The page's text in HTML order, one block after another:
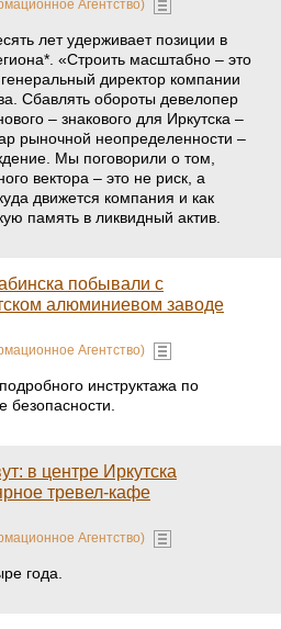
Агентство)
лет удерживает позиции в
«Строить масштабно – это
директор компании
Сбавлять обороты девелопер
– знакового для Иркутска –
рыночной неопределенности –
Мы поговорили о том,
вектора – это не риск, а
движется компания и как
память в ликвидный актив.
побывали с
алюминиевом заводе
Агентство)
инструктажа по
безопасности.
в центре Иркутска
тревел-кафе
Агентство)
года.